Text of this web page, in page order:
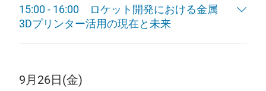
15:00 - 16:00 ロケット開発における金属
3Dプリンター活用の現在と未来
9月26日(金)